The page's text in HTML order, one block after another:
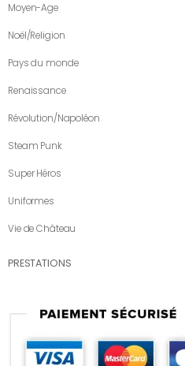
Moyen-Age
Noël/Religion
Pays du monde
Renaissance
Révolution/Napoléon
Steam Punk
Super Héros
Uniformes
Vie de Château
PRESTATIONS